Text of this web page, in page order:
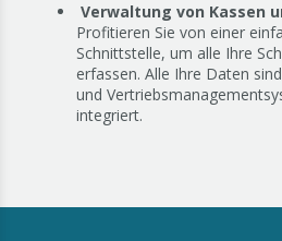
Verwaltung von Kassen
Profitieren Sie von einer
Schnittstelle, um alle Ihre
erfassen. Alle Ihre Daten
und
integriert.